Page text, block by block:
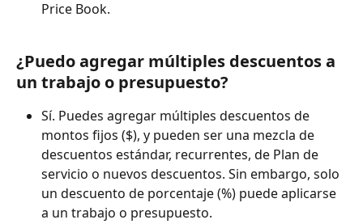
Price Book.
¿Puedo agregar múltiples descuentos a
un trabajo o presupuesto?
Sí. Puedes agregar múltiples descuentos de
montos fijos ($), y pueden ser una mezcla de
descuentos estándar, recurrentes, de Plan de
servicio o nuevos descuentos. Sin embargo, solo
un descuento de porcentaje (%) puede aplicarse
a un trabajo o presupuesto.